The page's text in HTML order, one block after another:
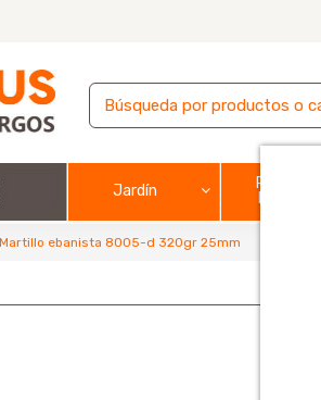
Jardín
Pintura y
Martillo ebanista 8005-d 320gr 25mm